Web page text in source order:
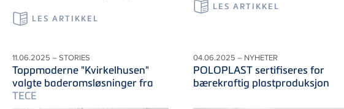
LES ARTIKKEL
LES ARTIKKEL
11.06.2025 – STORIES
Toppmoderne "Kvirkelhusen"
valgte baderomsløsninger fra
TECE
04.06.2025 – NYHETER
POLOPLAST sertifiseres for
bærekraftig plastproduksjon